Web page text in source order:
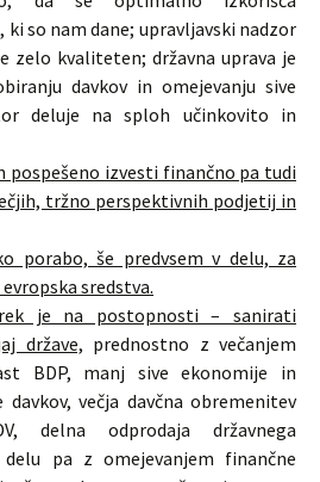
so nam dane; upravljavski nadzor
zelo kvaliteten; državna uprava je
davkov in omejevanju sive
deluje na sploh učinkovito in
izvesti finančno pa tudi
tržno perspektivnih podjetij in
porabo, še predvsem v delu, za
sredstva.
je na postopnosti – sanirati
države, prednostno z večanjem
BDP, manj sive ekonomije in
večja davčna obremenitev
delna odprodaja državnega
pa z omejevanjem finančne